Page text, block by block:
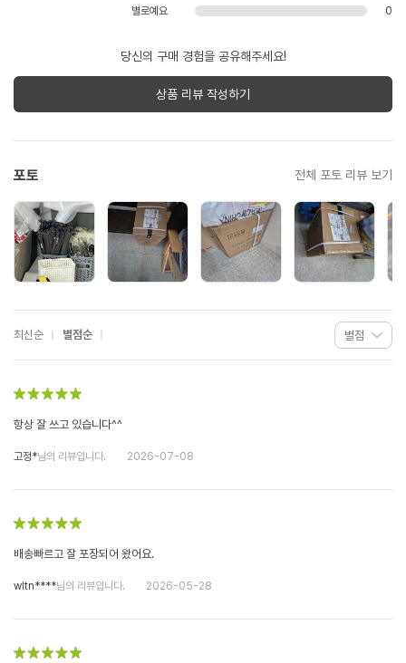
별로예요
0
당신의 구매 경험을 공유해주세요!
상품 리뷰 작성하기
포토 전체 포토 리뷰 보기
최신순 별점순
항상 잘 쓰고 있습니다^^
고정*님의 리뷰입니다. 2026-07-08
배송빠르고 잘 포장되어 왔어요.
wltn****님의 리뷰입니다. 2026-05-28